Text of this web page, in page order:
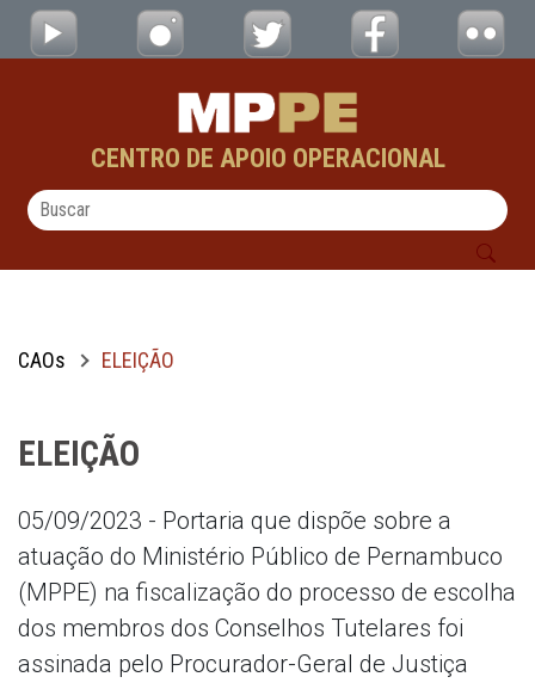
Pular para o Conteúdo principal
ELEIÇÃO - CAOs
CENTRO DE APOIO OPERACIONAL
CAOs ELEIÇÃO
ELEIÇÃO
05/09/2023 - Portaria que dispõe sobre a
atuação do Ministério Público de Pernambuco
(MPPE) na fiscalização do processo de escolha
dos membros dos Conselhos Tutelares foi
assinada pelo Procurador-Geral de Justiça